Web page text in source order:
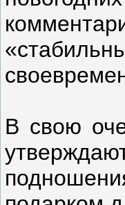
В свою